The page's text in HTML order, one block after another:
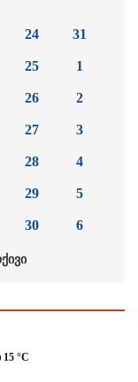
24
25
26
27
28
29
30
31
1
2
3
4
5
6
15 °C